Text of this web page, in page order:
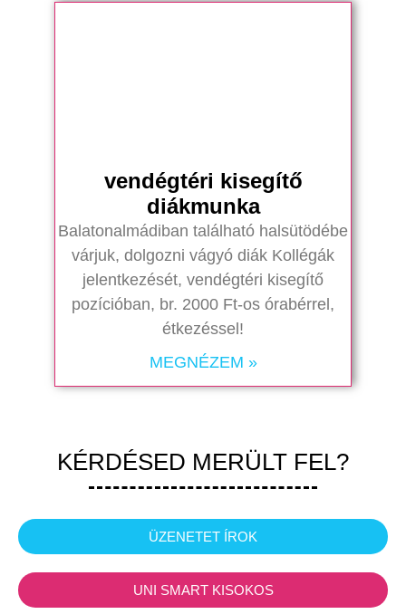
vendégtéri kisegítő
diákmunka
Balatonalmádiban található halsütödébe
várjuk, dolgozni vágyó diák Kollégák
jelentkezését, vendégtéri kisegítő
pozícióban, br. 2000 Ft-os órabérrel,
étkezéssel!
MEGNÉZEM »
KÉRDÉSED MERÜLT FEL?
ÜZENETET ÍROK
UNI SMART KISOKOS